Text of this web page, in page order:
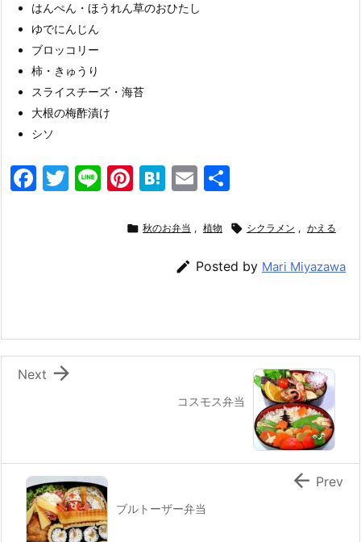
はんぺん・ほうれん草のおひたし
ゆでにんじん
ブロッコリー
柿・きゅうり
スライスチーズ・海苔
大根の梅酢漬け
シソ
F
o
k
T
Li Pi
er
H
e
a
E
ai
l
 秋のお弁当 , 植物  シクラメン , かえる
 Posted by Mari Miyazawa
コスモス弁当

Next
ブルトーザー弁当
 Prev